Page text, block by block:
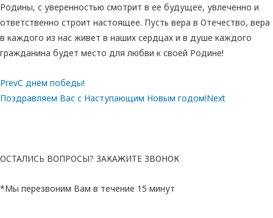
Родины, с уверенностью смотрит в ее будущее, увлеченно и
ответственно строит настоящее. Пусть вера в Отечество, вера
в каждого из нас живет в наших сердцах и в душе каждого
гражданина будет место для любви к своей Родине!
PrevС днём победы!
Поздравляем Вас с Наступающим Новым годом!Next
ОСТАЛИСЬ ВОПРОСЫ? ЗАКАЖИТЕ ЗВОНОК
*Мы перезвоним Вам в течение 15 минут